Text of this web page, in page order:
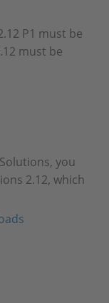
P1 must be
must be
you
2.12, which